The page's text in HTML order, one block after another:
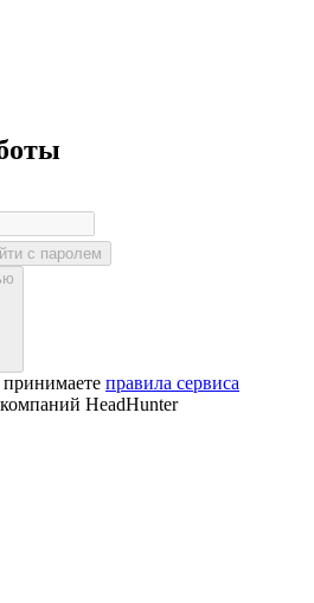
с паролем
правила сервиса
HeadHunter